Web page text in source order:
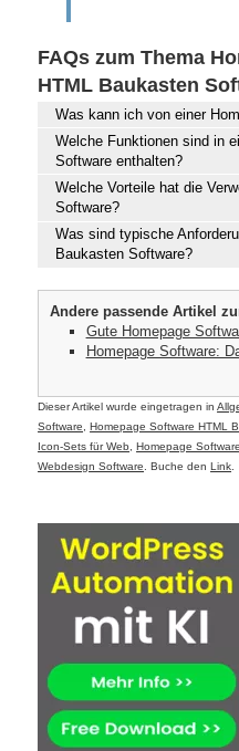
FAQs zum Thema
HTML Baukasten
Was kann ich von einer
Welche Funktionen sind in
Software enthalten?
Welche Vorteile hat die
Software?
Was sind typische
Baukasten Software?
Andere passende Artikel
Gute Homepage
Homepage Software:
Dieser Artikel wurde eingetragen in
Software ,Homepage Software HTML
Icon-Sets für Web ,Homepage
Webdesign Software . Buche denLink